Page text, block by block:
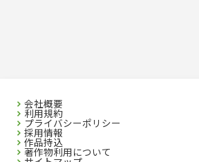
会社概要
利用規約
プライバシーポリシー
採用情報
作品持込
著作物利用について